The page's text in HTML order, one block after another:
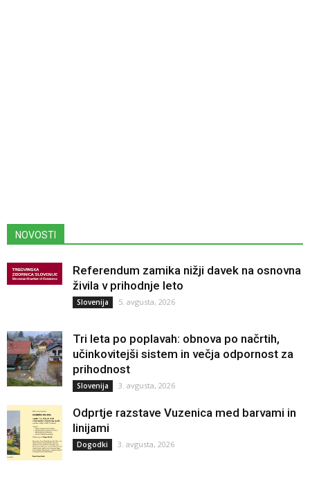
NOVOSTI
Referendum zamika nižji davek na osnovna
živila v prihodnje leto
Slovenija 5. avgusta, 2026
Tri leta po poplavah: obnova po načrtih,
učinkovitejši sistem in večja odpornost za
prihodnost
Slovenija 3. avgusta, 2026
Odprtje razstave Vuzenica med barvami in
linijami
Dogodki 3. avgusta, 2026